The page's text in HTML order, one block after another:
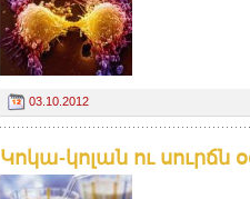
03.10.2012
Կոկա-կոլան ու սուրճն